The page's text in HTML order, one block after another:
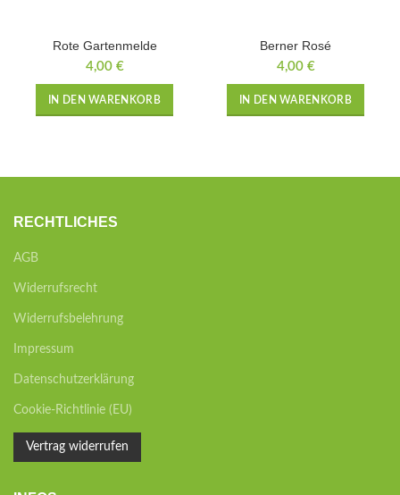
Rote Gartenmelde
4,00 €
IN DEN WARENKORB
Berner Rosé
4,00 €
IN DEN WARENKORB
RECHTLICHES
AGB
Widerrufsrecht
Widerrufsbelehrung
Impressum
Datenschutzerklärung
Cookie-Richtlinie (EU)
Vertrag widerrufen